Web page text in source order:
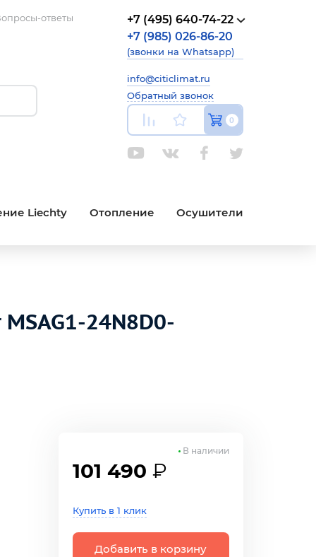
ответы
+7 (495) 640-74-22
+7 (985) 026-86-20
(звонки на Whatsapp)
info@citiclimat.ru
Обратный звонок
0
Liechty Отопление Осушители
24N8D0-
101 490 ₽
Купить в 1 клик
Добавить в корзину
В наличии